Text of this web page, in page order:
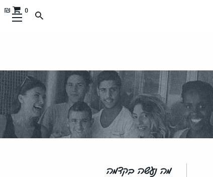
0 ₪
מה נעשה בקדמה